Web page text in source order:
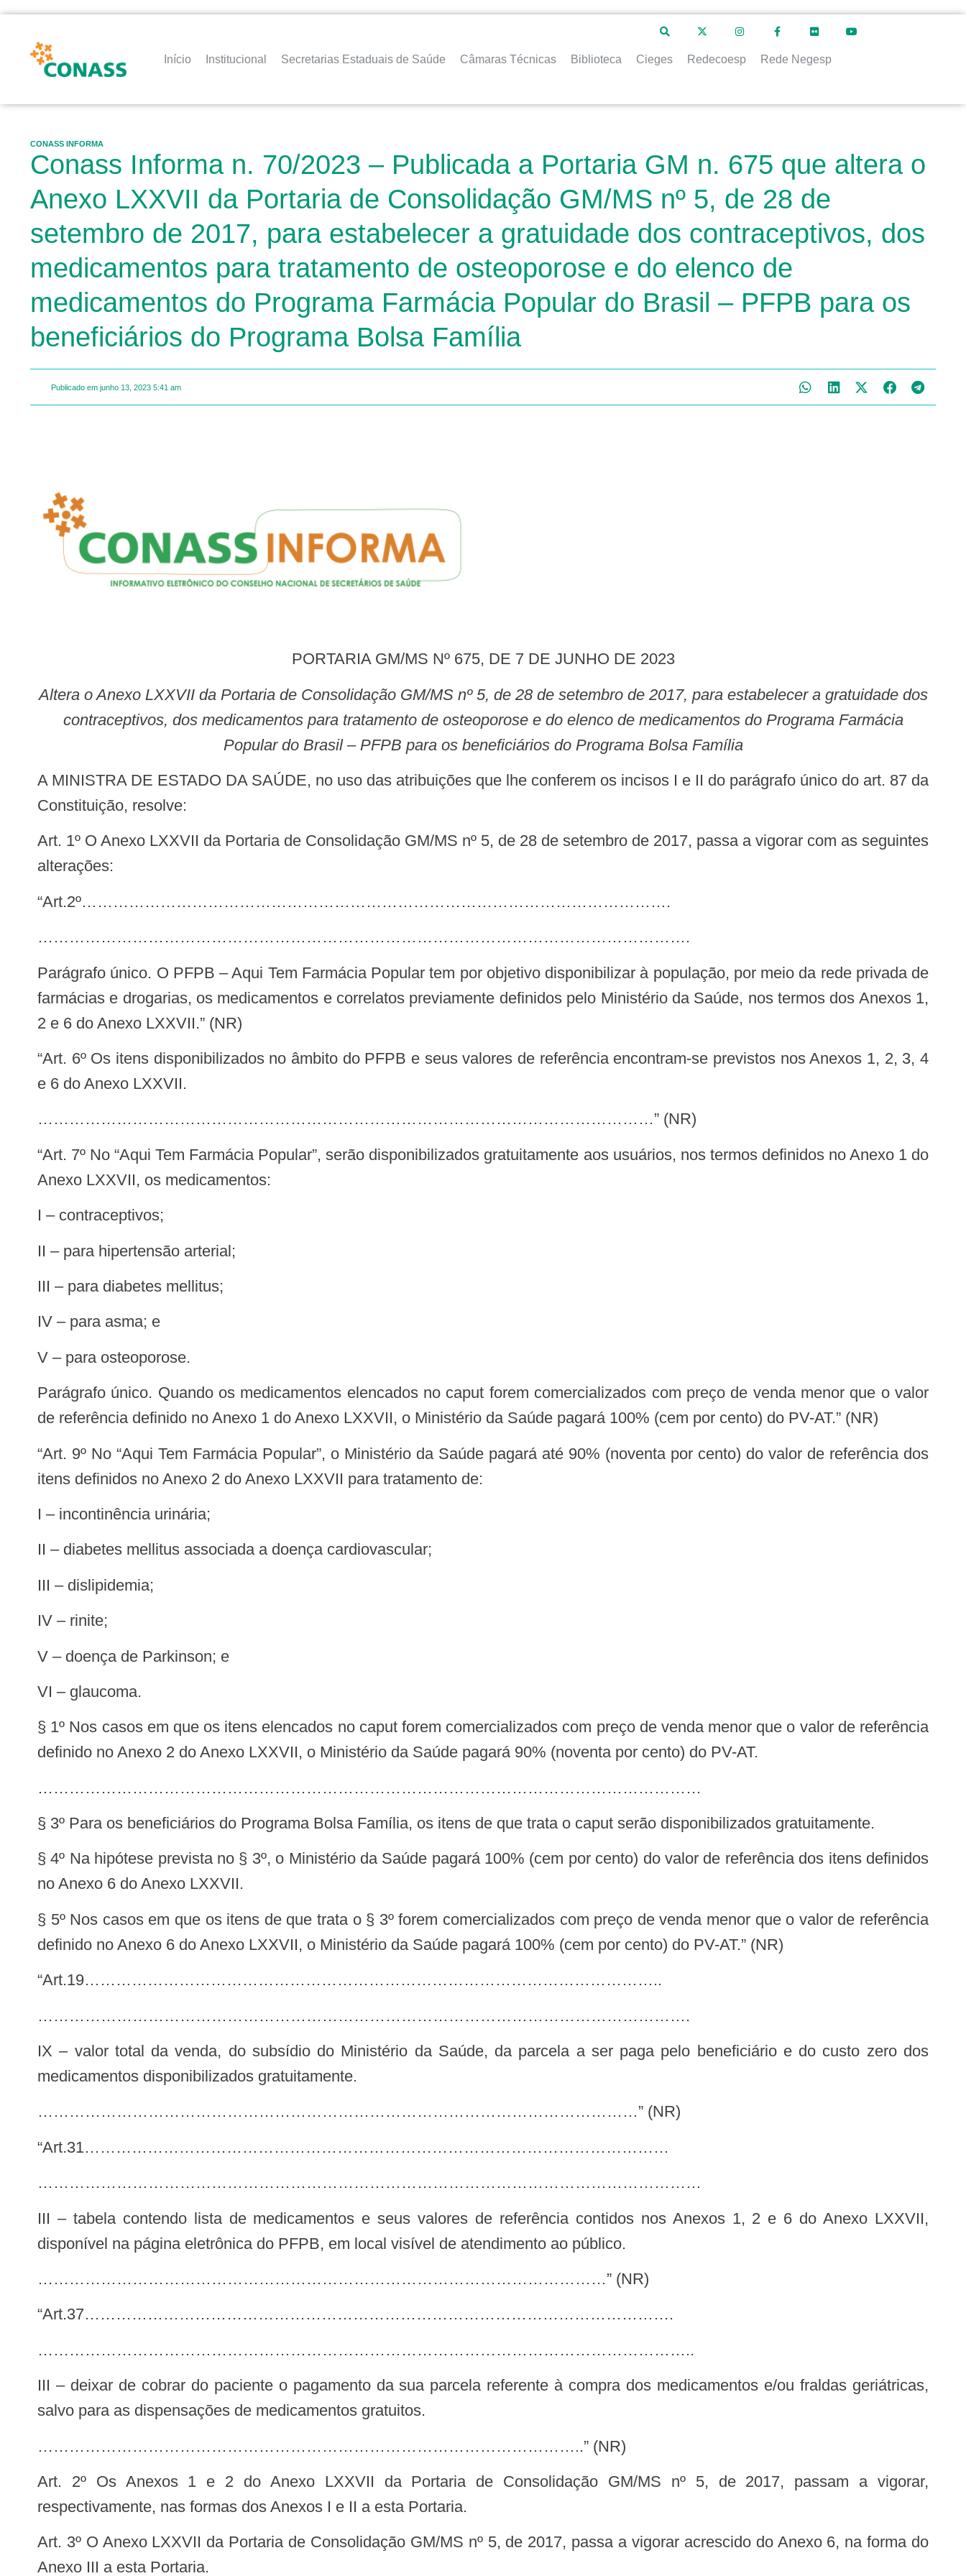
Início Institucional Secretarias Estaduais de Saúde Câmaras Técnicas Biblioteca Cieges Redecoesp Rede Negesp
CONASS INFORMA
Conass Informa n. 70/2023 – Publicada a Portaria GM n. 675 que altera o
Anexo LXXVII da Portaria de Consolidação GM/MS nº 5, de 28 de
setembro de 2017, para estabelecer a gratuidade dos contraceptivos, dos
medicamentos para tratamento de osteoporose e do elenco de
medicamentos do Programa Farmácia Popular do Brasil – PFPB para os
beneficiários do Programa Bolsa Família
Publicado em junho 13, 2023 5:41 am
PORTARIA GM/MS Nº 675, DE 7 DE JUNHO DE 2023
Altera o Anexo LXXVII da Portaria de Consolidação GM/MS nº 5, de 28 de setembro de 2017, para estabelecer a gratuidade dos
contraceptivos, dos medicamentos para tratamento de osteoporose e do elenco de medicamentos do Programa Farmácia
Popular do Brasil – PFPB para os beneficiários do Programa Bolsa Família
A MINISTRA DE ESTADO DA SAÚDE, no uso das atribuições que lhe conferem os incisos I e II do parágrafo único do art. 87 da
Constituição, resolve:
Art. 1º O Anexo LXXVII da Portaria de Consolidação GM/MS nº 5, de 28 de setembro de 2017, passa a vigorar com as seguintes
alterações:
“Art.2º………………………………………………………………………………………………….
…………………………………………………………………………………………………………….
Parágrafo único. O PFPB – Aqui Tem Farmácia Popular tem por objetivo disponibilizar à população, por meio da rede privada de
farmácias e drogarias, os medicamentos e correlatos previamente definidos pelo Ministério da Saúde, nos termos dos Anexos 1,
2 e 6 do Anexo LXXVII.” (NR)
“Art. 6º Os itens disponibilizados no âmbito do PFPB e seus valores de referência encontram-se previstos nos Anexos 1, 2, 3, 4
e 6 do Anexo LXXVII.
………………………………………………………………………………………………………” (NR)
“Art. 7º No “Aqui Tem Farmácia Popular”, serão disponibilizados gratuitamente aos usuários, nos termos definidos no Anexo 1 do
Anexo LXXVII, os medicamentos:
I – contraceptivos;
II – para hipertensão arterial;
III – para diabetes mellitus;
IV – para asma; e
V – para osteoporose.
Parágrafo único. Quando os medicamentos elencados no caput forem comercializados com preço de venda menor que o valor
de referência definido no Anexo 1 do Anexo LXXVII, o Ministério da Saúde pagará 100% (cem por cento) do PV-AT.” (NR)
“Art. 9º No “Aqui Tem Farmácia Popular”, o Ministério da Saúde pagará até 90% (noventa por cento) do valor de referência dos
itens definidos no Anexo 2 do Anexo LXXVII para tratamento de:
I – incontinência urinária;
II – diabetes mellitus associada a doença cardiovascular;
III – dislipidemia;
IV – rinite;
V – doença de Parkinson; e
VI – glaucoma.
§ 1º Nos casos em que os itens elencados no caput forem comercializados com preço de venda menor que o valor de referência
definido no Anexo 2 do Anexo LXXVII, o Ministério da Saúde pagará 90% (noventa por cento) do PV-AT.
………………………………………………………………………………………………………………
§ 3º Para os beneficiários do Programa Bolsa Família, os itens de que trata o caput serão disponibilizados gratuitamente.
§ 4º Na hipótese prevista no § 3º, o Ministério da Saúde pagará 100% (cem por cento) do valor de referência dos itens definidos
no Anexo 6 do Anexo LXXVII.
§ 5º Nos casos em que os itens de que trata o § 3º forem comercializados com preço de venda menor que o valor de referência
definido no Anexo 6 do Anexo LXXVII, o Ministério da Saúde pagará 100% (cem por cento) do PV-AT.” (NR)
“Art.19………………………………………………………………………………………………..
…………………………………………………………………………………………………………….
IX – valor total da venda, do subsídio do Ministério da Saúde, da parcela a ser paga pelo beneficiário e do custo zero dos
medicamentos disponibilizados gratuitamente.
……………………………………………………………………………………………………” (NR)
“Art.31…………………………………………………………………………………………………
………………………………………………………………………………………………………………
III – tabela contendo lista de medicamentos e seus valores de referência contidos nos Anexos 1, 2 e 6 do Anexo LXXVII,
disponível na página eletrônica do PFPB, em local visível de atendimento ao público.
………………………………………………………………………………………………” (NR)
“Art.37………………………………………………………………………………………………….
……………………………………………………………………………………………………………..
III – deixar de cobrar do paciente o pagamento da sua parcela referente à compra dos medicamentos e/ou fraldas geriátricas,
salvo para as dispensações de medicamentos gratuitos.
…………………………………………………………………………………………..” (NR)
Art. 2º Os Anexos 1 e 2 do Anexo LXXVII da Portaria de Consolidação GM/MS nº 5, de 2017, passam a vigorar,
respectivamente, nas formas dos Anexos I e II a esta Portaria.
Art. 3º O Anexo LXXVII da Portaria de Consolidação GM/MS nº 5, de 2017, passa a vigorar acrescido do Anexo 6, na forma do
Anexo III a esta Portaria.